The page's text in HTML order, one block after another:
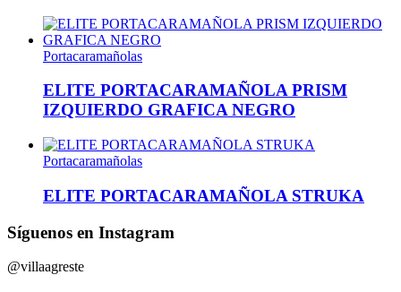
Portacaramañolas
ELITE PORTACARAMAÑOLA PRISM
IZQUIERDO GRAFICA NEGRO
Portacaramañolas
ELITE PORTACARAMAÑOLA STRUKA
Síguenos en Instagram
@villaagreste